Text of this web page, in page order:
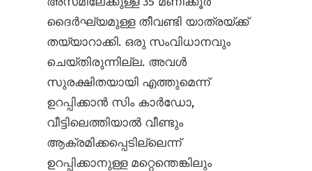
ദൈർഘ്യമുള്ള തീവണ്ടി യാത്രയ്ക്ക്
തയ്യാറാക്കി. ഒരു സംവിധാനവും
ചെയ്തിരുന്നില്ല. അവൾ
സുരക്ഷിതയായി എത്തുമെന്ന്
ഉറപ്പിക്കാൻ സിം കാർഡോ,
വീട്ടിലെത്തിയാൽ വീണ്ടും
ആക്രമിക്കപ്പെടില്ലെന്ന്
ഉറപ്പിക്കാനുള്ള മറ്റെന്തെങ്കിലും